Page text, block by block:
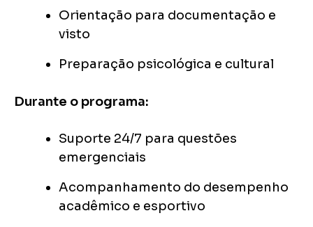
Orientação para documentação e
visto
Preparação psicológica e cultural
Durante o programa:
Suporte 24/7 para questões
emergenciais
Acompanhamento do desempenho
acadêmico e esportivo